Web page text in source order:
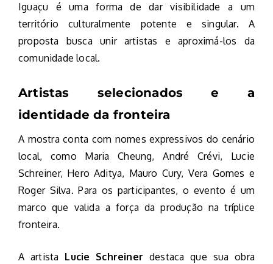
Iguaçu é uma forma de dar visibilidade a um
território culturalmente potente e singular. A
proposta busca unir artistas e aproximá-los da
comunidade local.
Artistas selecionados e a
identidade da fronteira
A mostra conta com nomes expressivos do cenário
local, como Maria Cheung, André Crévi, Lucie
Schreiner, Hero Aditya, Mauro Cury, Vera Gomes e
Roger Silva. Para os participantes, o evento é um
marco que valida a força da produção na tríplice
fronteira.
A artista Lucie Schreiner destaca que sua obra